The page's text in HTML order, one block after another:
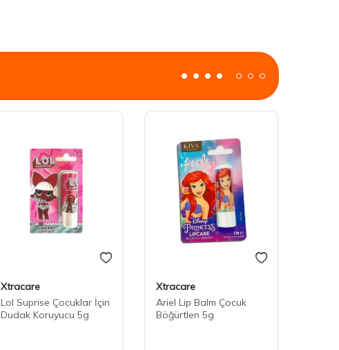
Xtracare
Lol Suprise Çocuklar İçin
Dudak Koruyucu 5g
Xtracare
Ariel Lip Balm Çocuk
Böğürtlen 5g